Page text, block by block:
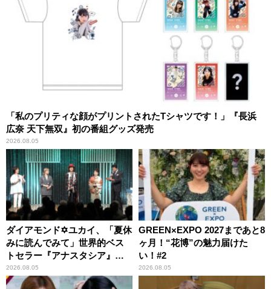
「私のプリティな顔がプリントされたTシャツです！」『長浜
広奈 天下無双』初の番組グッズ発売
2026.08.05
ダイアモンド✡ユカイ、「夏休
みに読んでみて」世界的ベス
トセラー『アナスタシア』を
紹介
2026.08.05
GREEN×EXPO 2027まであと8
ヶ月！“花博”の魅力届けた
い！#2
2026.08.05